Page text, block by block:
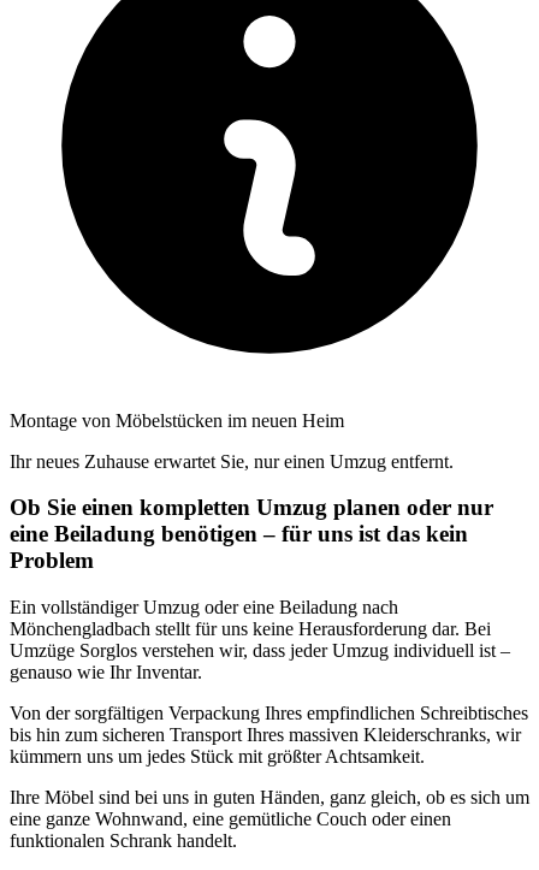
Montage von Möbelstücken im neuen Heim
Ihr neues Zuhause erwartet Sie, nur einen Umzug entfernt.
Ob Sie einen kompletten Umzug planen oder nur
eine Beiladung benötigen – für uns ist das kein
Problem
Ein vollständiger Umzug oder eine Beiladung nach
Mönchengladbach stellt für uns keine Herausforderung dar. Bei
Umzüge Sorglos verstehen wir, dass jeder Umzug individuell ist –
genauso wie Ihr Inventar.
Von der sorgfältigen Verpackung Ihres empfindlichen Schreibtisches
bis hin zum sicheren Transport Ihres massiven Kleiderschranks, wir
kümmern uns um jedes Stück mit größter Achtsamkeit.
Ihre Möbel sind bei uns in guten Händen, ganz gleich, ob es sich um
eine ganze Wohnwand, eine gemütliche Couch oder einen
funktionalen Schrank handelt.